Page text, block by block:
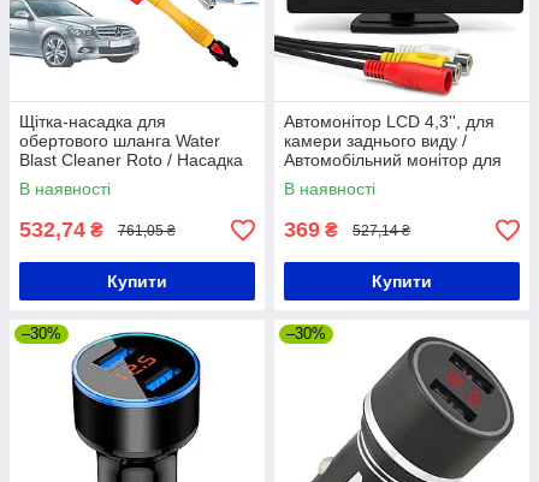
Щітка-насадка для
обертового шланга Water
Blast Cleaner Roto / Насадка
на шланг
В наявності
532,74 ₴ 761,05 ₴
Купити
Автомонітор LCD 4,3'', для
камери заднього виду /
Автомобільний монітор для
двох камер / Дисплей в
машину
В наявності
369 ₴ 527,14 ₴
Купити
–30% –30%